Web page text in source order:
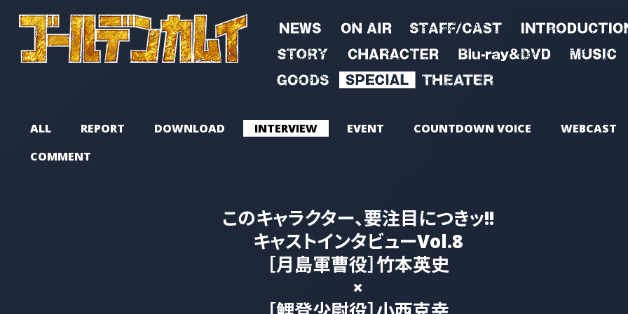
ALL REPORT DOWNLOAD INTERVIEW EVENT COUNTDOWN VOICE
WEBCAST
COMMENT
このキャラクター、要注目につきッ!!
キャストインタビューVol.8
［月島軍曹役］竹本英史
×